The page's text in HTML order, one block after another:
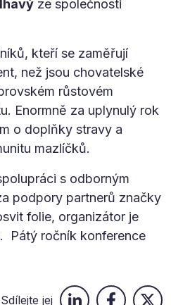
ze společnosti
kteří se zaměřují
než jsou chovatelské
růstovém
Enormně za uplynulý rok
o doplňky stravy a
mazlíčků.
s odborným
podpory partnerů značky
folie, organizátor je
Pátý ročník konference
Sdílejte jej